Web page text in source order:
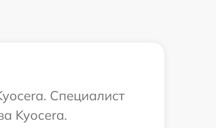
Специалист
Kyocera.